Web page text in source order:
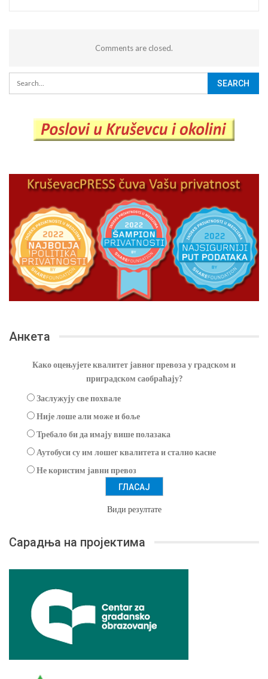
Comments are closed.
Анкета
Како оцењујете квалитет јавног превоза у градском и
приградском саобраћају?
Заслужују све похвале
Није лоше али може и боље
Требало би да имају више полазака
Аутобуси су им лошег квалитета и стално касне
Не користим јавни превоз
Види резултате
Сарадња на пројектима